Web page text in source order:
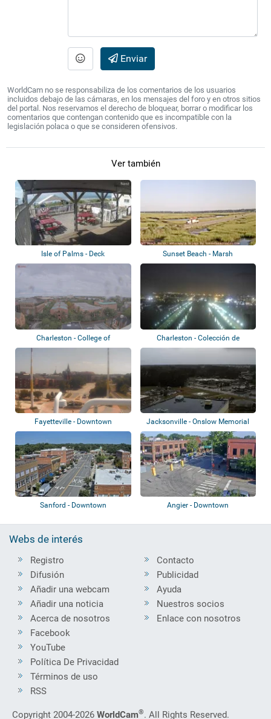
Enviar
WorldCam no se responsabiliza de los comentarios de los usuarios
incluidos debajo de las cámaras, en los mensajes del foro y en otros sitios
del portal. Nos reservamos el derecho de bloquear, borrar o modificar los
comentarios que contengan contenido que es incompatible con la
legislación polaca o que se consideren ofensivos.
Ver también
Isle of Palms - Deck Sunset Beach - Marsh
Charleston - College of
Charleston
Charleston - Colección de
webcams
Fayetteville - Downtown Jacksonville - Onslow Memorial
Sanford - Downtown Angier - Downtown
Webs de interés
Registro
Difusión
Añadir una webcam
Añadir una noticia
Acerca de nosotros
Contacto
Publicidad
Ayuda
Nuestros socios
Enlace con nosotros
Facebook
YouTube
Política De Privacidad
Términos de uso
RSS
Copyright 2004-2026 WorldCam®. All Rights Reserved.